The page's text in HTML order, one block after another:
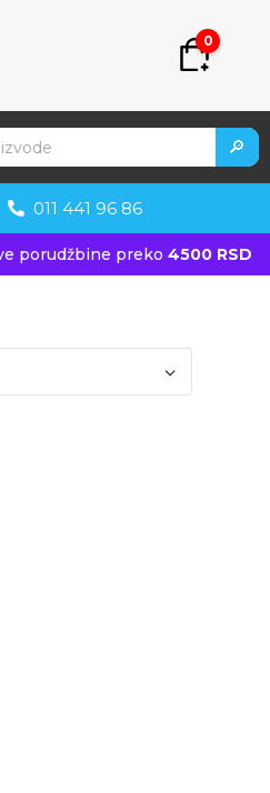
0
🔎
011 441 96 86
porudžbine preko 4500 RSD